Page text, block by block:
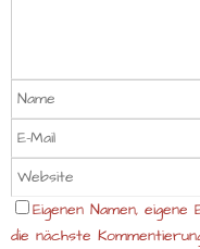
Eigenen Namen,
die nächste